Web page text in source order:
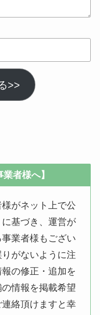
>>
者様へ】
がネット上で公
基づき、運営が
業者様もござい
がないように注
の修正・追加を
情報を掲載希望
連絡頂けますと幸